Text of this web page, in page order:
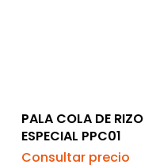
PALA COLA DE RIZO
ESPECIAL PPC01
Consultar precio